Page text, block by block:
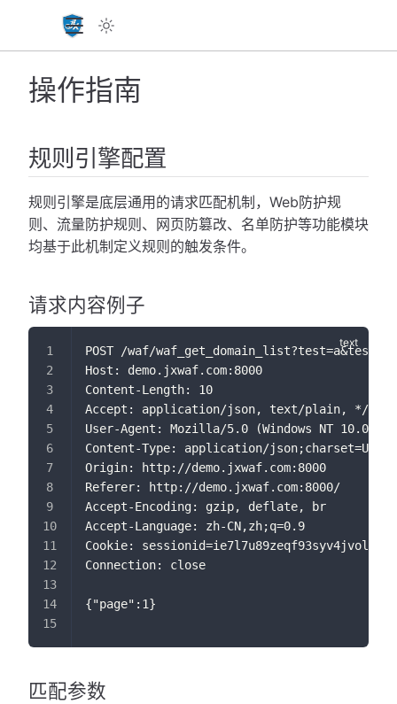
操作指南
规则引擎配置
规则引擎是底层通用的请求匹配机制，Web防护规
则、流量防护规则、网页防篡改、名单防护等功能模块
均基于此机制定义规则的触发条件。
请求内容例子
POST /waf/
Host: demo.jxwaf.com:8000
Content-Length: 10
Accept: application/json, text/plain, */*
User-Agent: Mozilla/5.0 (Windows NT 10.0;
Content-Type: application/json;charset=UTF-8
Origin: http://demo.jxwaf.com:8000
Referer: http://demo.jxwaf.com:8000/
Accept-Encoding: gzip, deflate, br
Accept-Language: zh-CN,zh;q=0.9
Cookie:
Connection: close
{"page":1}
匹配参数